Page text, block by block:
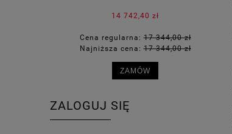
14 742,40 zł
Cena regularna:17 344,00 zł
Najniższa cena:17 344,00 zł
ZAMÓW
ZALOGUJ SIĘ